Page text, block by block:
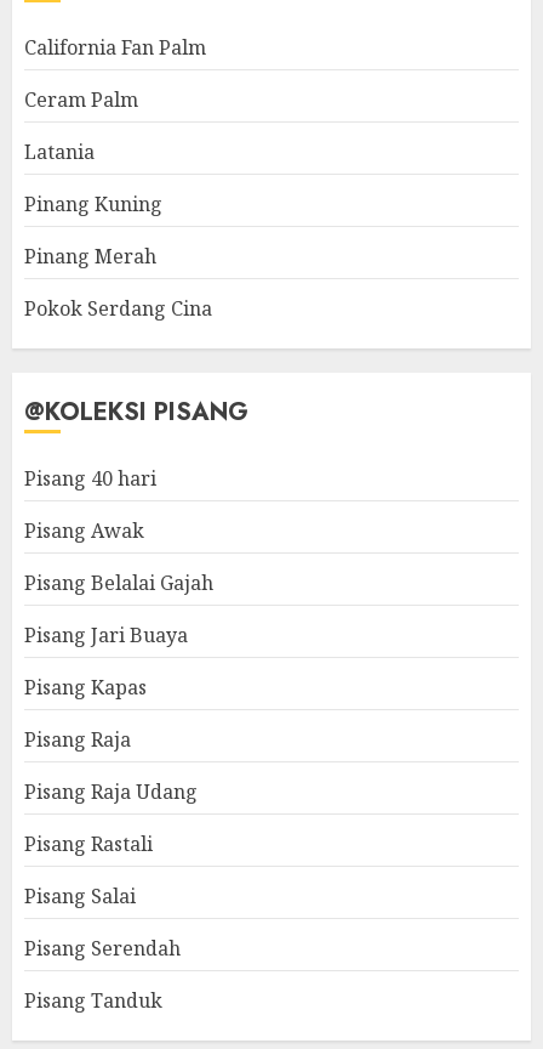
California Fan Palm
Ceram Palm
Latania
Pinang Kuning
Pinang Merah
Pokok Serdang Cina
@KOLEKSI PISANG
Pisang 40 hari
Pisang Awak
Pisang Belalai Gajah
Pisang Jari Buaya
Pisang Kapas
Pisang Raja
Pisang Raja Udang
Pisang Rastali
Pisang Salai
Pisang Serendah
Pisang Tanduk